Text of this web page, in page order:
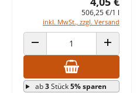
506,25 €/1 l
inkl. MwSt., zzgl. Versand
ANZAHL VERRINGERN ANZAHL
ab3Stück5% sparen